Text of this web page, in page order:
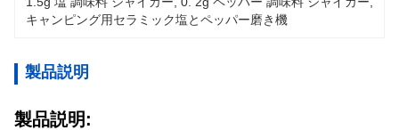
キャンピング用セラミック塩とペッパー磨き機
製品説明
製品説明: